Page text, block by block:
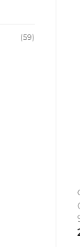
(59)